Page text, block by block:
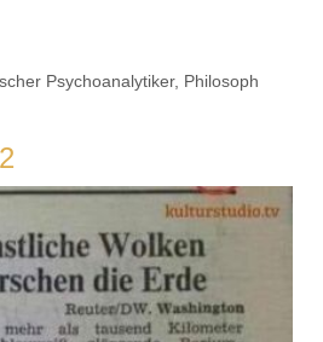
Psychoanalytiker, Philosoph